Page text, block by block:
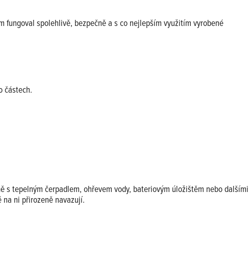
spolehlivě, bezpečně a s co nejlepším využitím vyrobené
částech.
s tepelným čerpadlem, ohřevem vody, bateriovým úložištěm nebo dalšími
ni přirozeně navazují.